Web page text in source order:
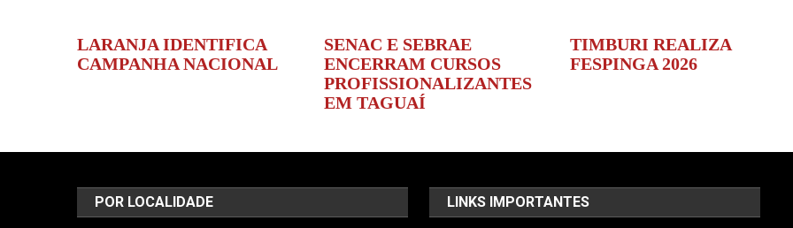
LARANJA IDENTIFICA
CAMPANHA NACIONAL
SENAC E SEBRAE
ENCERRAM CURSOS
PROFISSIONALIZANTES
EM TAGUAÍ
TIMBURI REALIZA
FESPINGA 2026
POR LOCALIDADE LINKS IMPORTANTES